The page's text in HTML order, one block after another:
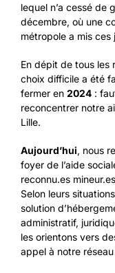
lequel n’a cessé de
décembre, où une
métropole a mis ces
En dépit de tous les
choix difficile a été
fermer en 2024:
reconcentrer notre
Lille.
Aujourd’hui, nous
foyer de l’aide
reconnu.es
Selon leurs
solution
administratif,
les orientons vers
appel à notre